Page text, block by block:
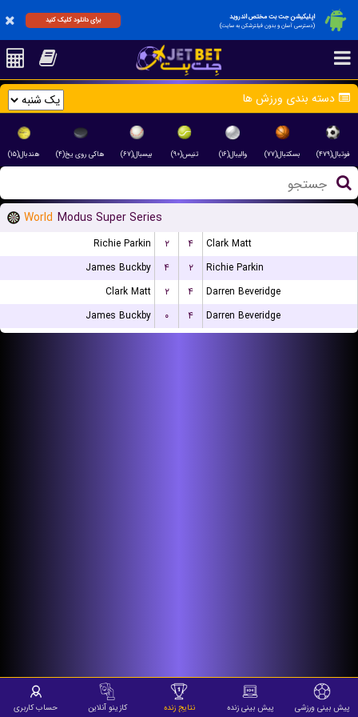
اپلیکیشن جت بت مختص اندروید
(دسترسی آسان و بدون فیلترشکن به سایت)
برای دانلود کلیک کنید
دسته بندی ورزش ها
فوتبال(۴۷۹) بسکتبال(۷۷) والیبال(۱۶) تنیس(۹۰) بیسبال(۶۷) هاکی روی یخ(۴) هندبال(۱۵)
World Modus Super Series
Richie Parkin ۲ ۴
Clark Matt
James Buckby
۴ ۲
Richie Parkin
Clark Matt
۲ ۴
Darren Beveridge
James Buckby
۰ ۴ Darren Beveridge
پیش بینی ورزشی پیش بینی زنده نتایج زنده کازینو آنلاین حساب کاربری